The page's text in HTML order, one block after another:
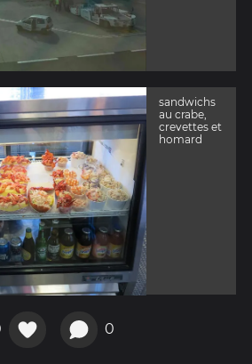
sandwichs
au crabe,
crevettes et
homard
0